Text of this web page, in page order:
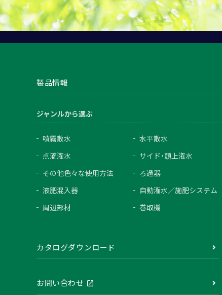
製品情報
ジャンルから選ぶ
噴霧散水
水平散水
点滴潅水
サイド・頭上潅水
その他色々な使用方法
ろ過器
液肥混入器
自動潅水／施肥システム
周辺部材
巻取機
カタログダウンロード
お問い合わせ